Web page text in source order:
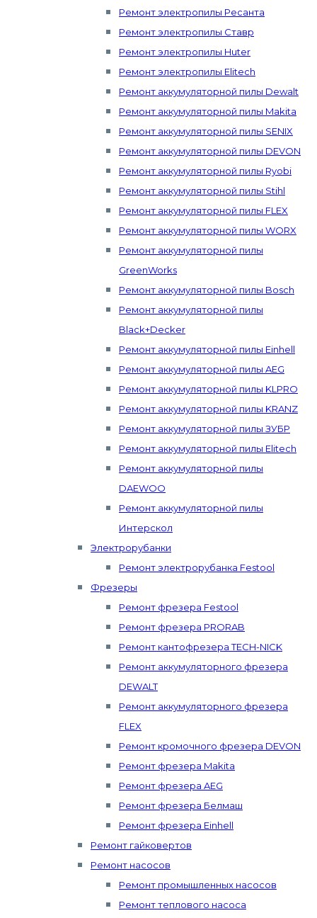
Ремонт электропилы Ресанта
Ремонт электропилы Ставр
Ремонт электропилы Huter
Ремонт электропилы Elitech
Ремонт аккумуляторной пилы Dewalt
Ремонт аккумуляторной пилы Makita
Ремонт аккумуляторной пилы SENIX
Ремонт аккумуляторной пилы DEVON
Ремонт аккумуляторной пилы Ryobi
Ремонт аккумуляторной пилы Stihl
Ремонт аккумуляторной пилы FLEX
Ремонт аккумуляторной пилы WORX
Ремонт аккумуляторной пилы
GreenWorks
Ремонт аккумуляторной пилы Bosch
Ремонт аккумуляторной пилы
Black+Decker
Ремонт аккумуляторной пилы Einhell
Ремонт аккумуляторной пилы AEG
Ремонт аккумуляторной пилы KLPRO
Ремонт аккумуляторной пилы KRANZ
Ремонт аккумуляторной пилы ЗУБР
Ремонт аккумуляторной пилы Elitech
Ремонт аккумуляторной пилы
DAEWOO
Ремонт аккумуляторной пилы
Интерскол
Электрорубанки
Ремонт электрорубанка Festool
Фрезеры
Ремонт фрезера Festool
Ремонт фрезера PRORAB
Ремонт кантофрезера TECH-NICK
Ремонт аккумуляторного фрезера
DEWALT
Ремонт аккумуляторного фрезера
FLEX
Ремонт кромочного фрезера DEVON
Ремонт фрезера Makita
Ремонт фрезера AEG
Ремонт фрезера Белмаш
Ремонт фрезера Einhell
Ремонт гайковертов
Ремонт насосов
Ремонт промышленных насосов
Ремонт теплового насоса